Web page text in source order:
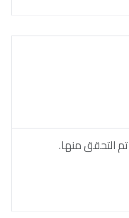
التحقق منها.